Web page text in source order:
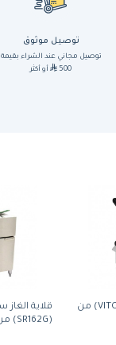
توصيل موثوق
توصيل مجاني عند الشراء بقيمة
500
أو أكثر
جهاز تنقية الزيت (VITO 50) من
(SR162G) من ديين